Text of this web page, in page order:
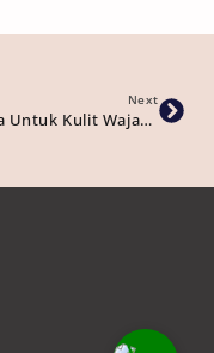
Next
Matcha Untuk Kulit Wajah: 5 Manfaat Matcha Yang Wajib Kamu Tau